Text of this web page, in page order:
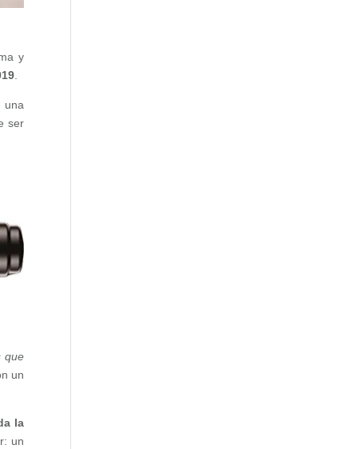
y
.
una
ser
que
un
la
un